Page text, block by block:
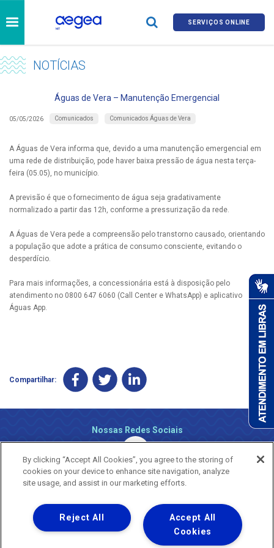
SERVIÇOS ONLINE
NOTÍCIAS
Águas de Vera – Manutenção Emergencial
05/05/2026 Comunicados Comunicados Águas de Vera
A Águas de Vera informa que, devido a uma manutenção emergencial em
uma rede de distribuição, pode haver baixa pressão de água nesta terça-
feira (05.05), no município.
A previsão é que o fornecimento de água seja gradativamente
normalizado a partir das 12h, conforme a pressurização da rede.
A Águas de Vera pede a compreensão pelo transtorno causado, orientando
a população que adote a prática de consumo consciente, evitando o
desperdício.
Para mais informações, a concessionária está à disposição pelo
atendimento no 0800 647 6060 (Call Center e WhatsApp) e aplicativo
Águas App.
Compartilhar:
Nossas Redes Sociais
Uma empresa
Copyright ® 2026 - Todos os Direitos Reservados.
By clicking “Accept All Cookies”, you agree to the storing of
cookies on your device to enhance site navigation, analyze
site usage, and assist in our marketing efforts.
Accept All
Cookies
Reject All